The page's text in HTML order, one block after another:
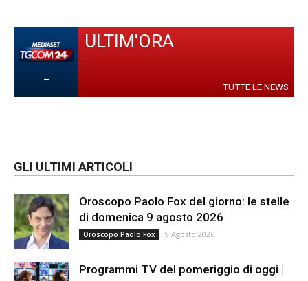
-
ULTIM'ORA
-
TUTTE LE NEWS
GLI ULTIMI ARTICOLI
Oroscopo Paolo Fox del giorno: le stelle
di domenica 9 agosto 2026
Oroscopo Paolo Fox 9 Agosto 2026
Programmi TV del pomeriggio di oggi |